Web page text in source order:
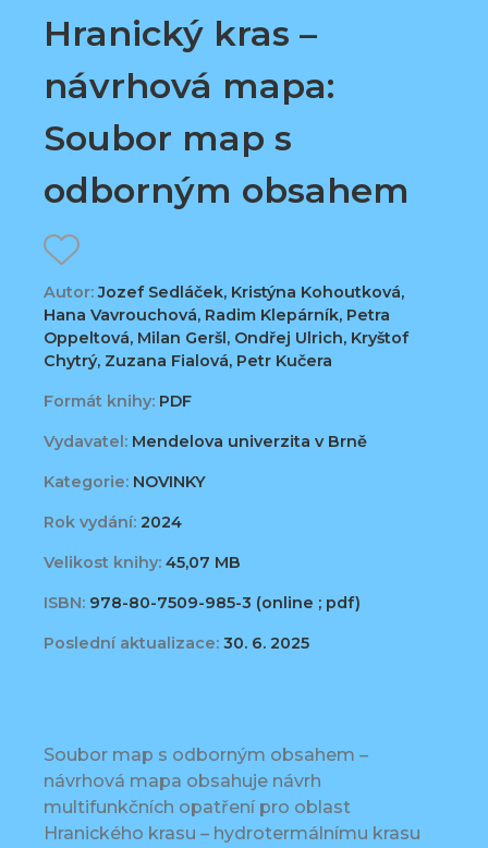
Hranický kras –
návrhová mapa:
Soubor map s
odborným obsahem
Autor:Jozef Sedláček, Kristýna Kohoutková,
Hana Vavrouchová, Radim Klepárník, Petra
Oppeltová, Milan Geršl, Ondřej Ulrich, Kryštof
Chytrý, Zuzana Fialová, Petr Kučera
Formát knihy: PDF
Vydavatel: Mendelova univerzita v Brně
Kategorie: NOVINKY
Rok vydání: 2024
Velikost knihy: 45,07 MB
ISBN: 978-80-7509-985-3 (online ; pdf)
Poslední aktualizace: 30. 6. 2025
Soubor map s odborným obsahem –
návrhová mapa obsahuje návrh
multifunkčních opatření pro oblast
Hranického krasu – hydrotermálnímu krasu